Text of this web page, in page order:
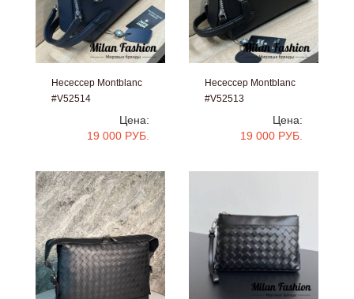
Несессер Montblanc
#V52514
Цена:
19 000 РУБ.
Несессер Montblanc
#V52513
Цена:
19 000 РУБ.